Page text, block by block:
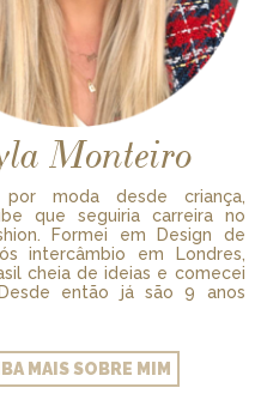
Monteiro
por moda desde criança,
que seguiria carreira no
Formei em Design de
intercâmbio em Londres,
cheia de ideias e comecei
então já são 9 anos
MAIS SOBRE MIM